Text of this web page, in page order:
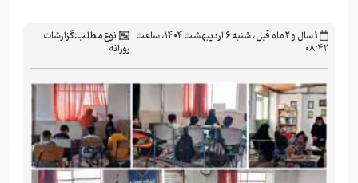
‫۱ سال و ۲ ماه قبل، شنبه ۶ اردیبهشت ۱۴۰۴، ساعت
۰۸:۴۲
نوع مطلب:گزارشات
روزانه